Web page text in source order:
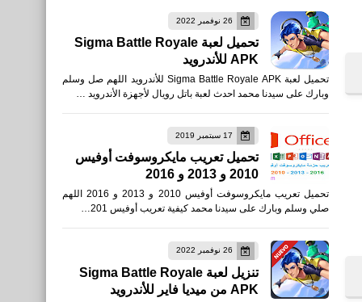
26 نوفمبر 2022
تحميل لعبة Sigma Battle Royale
APK للأندرويد
تحميل لعبة Sigma Battle Royale APK للأندرويد اللهم صل وسلم
وبارك على سيدنا محمد احدث لعبة باتل رويال لأجهزة الأندرويد …
17 سبتمبر 2019
تحميل تعريب مايكروسوفت أوفيس
2010 و 2013 و 2016
تحميل تعريب مايكروسوفت أوفيس 2010 و 2013 و 2016 اللهم
صلي وسلم وبارك على سيدنا محمد كيفية تعريب أوفيس 201…
26 نوفمبر 2022
تنزيل لعبة Sigma Battle Royale
APK من ميديا فاير للأندرويد
اخبار
جدول مباريات ليفربول في
الدوري الإنجليزي 2019/2018